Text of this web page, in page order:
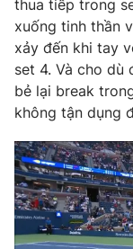
Thị trường
Tư vấn
Lịch phát sóng
Chuyên mục khác
Photo
Video
thua tiếp trong
xuống tinh thần
xảy đến khi tay
set 4. Và cho
bẻ lại break
không tận dụng